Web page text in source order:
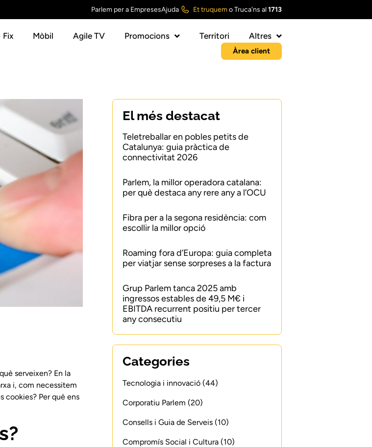
Parlem per a EmpresesAjuda Et truquemoTruca'ns al1713
Fix Mòbil Agile TV Promocions Territori Altres
Àrea client
serveixen? En la
i, com necessitem
cookies? Per què ens
El més destacat
Teletreballar en pobles petits de
Catalunya: guia pràctica de
connectivitat 2026
Parlem, la millor operadora catalana:
per què destaca any rere any a l’OCU
Fibra per a la segona residència: com
escollir la millor opció
Roaming fora d’Europa: guia completa
per viatjar sense sorpreses a la factura
Grup Parlem tanca 2025 amb
ingressos estables de 49,5 M€ i
EBITDA recurrent positiu per tercer
any consecutiu
Categories
Tecnologia i innovació (44)
Corporatiu Parlem (20)
Consells i Guia de Serveis (10)
Compromís Social i Cultura (10)